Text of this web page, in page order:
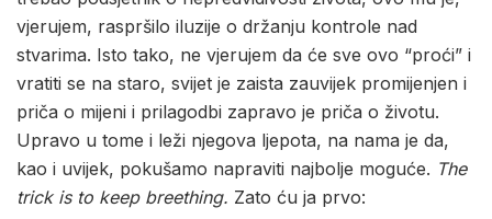
vjerujem, raspršilo iluzije o držanju kontrole nad
stvarima. Isto tako, ne vjerujem da će sve ovo “proći” i
vratiti se na staro, svijet je zaista zauvijek promijenjen i
priča o mijeni i prilagodbi zapravo je priča o životu.
Upravo u tome i leži njegova ljepota, na nama je da,
kao i uvijek, pokušamo napraviti najbolje moguće. The
trick is to keep breething. Zato ću ja prvo: